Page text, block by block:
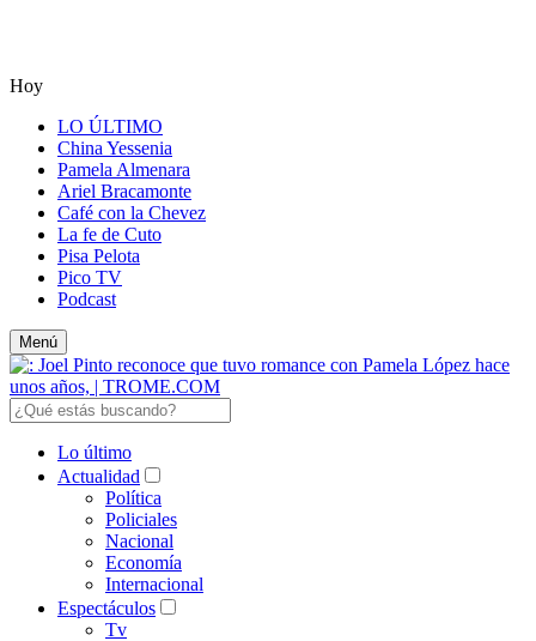
Hoy
LO ÚLTIMO
China Yessenia
Pamela Almenara
Ariel Bracamonte
Café con la Chevez
La fe de Cuto
Pisa Pelota
Pico TV
Podcast
Menú
Lo último
Actualidad
Política
Policiales
Nacional
Economía
Internacional
Espectáculos
Tv